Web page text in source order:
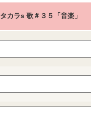
タカラs 歌＃３５「音楽」